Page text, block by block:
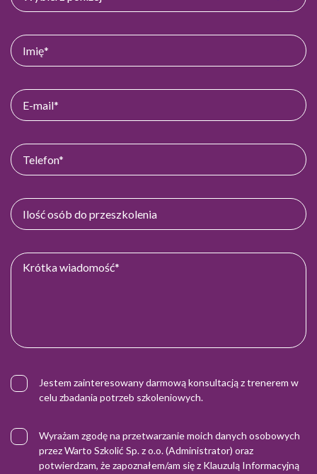
Jestem zainteresowany darmową konsultacją z trenerem w
celu zbadania potrzeb szkoleniowych.
Wyrażam zgodę na przetwarzanie moich danych osobowych
przez Warto Szkolić Sp. z o.o. (Administrator) oraz
potwierdzam, że zapoznałem/am się z Klauzulą Informacyjną